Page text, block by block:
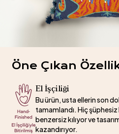
Öne Çıkan
El İşçiliği
Bu ürün, usta ellerin son
tamamlandı. Hiç şüphesiz
benzersiz kılıyor ve
kazandırıyor.